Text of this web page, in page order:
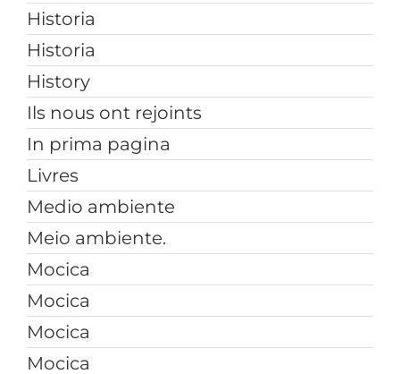
Historia
Historia
History
Ils nous ont rejoints
In prima pagina
Livres
Medio ambiente
Meio ambiente.
Mocica
Mocica
Mocica
Mocica